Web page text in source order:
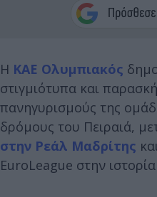
Η ΚΑΕ Ολυμπιακός
στιγμιότυπα και
πανηγυρισμούς της
δρόμους του Πειραιά,
στην Ρεάλ Μαδρίτης
EuroLeague στην